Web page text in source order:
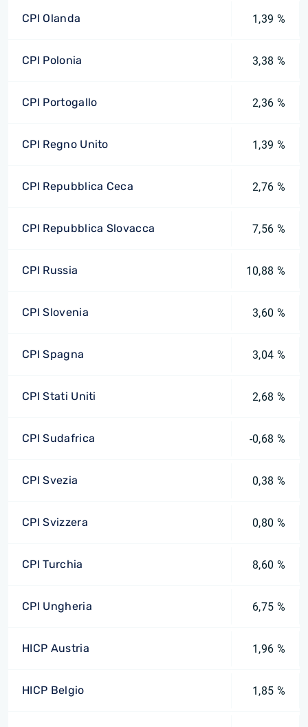
CPI Olanda 1,39 %
CPI Polonia 3,38 %
CPI Portogallo 2,36 %
CPI Regno Unito 1,39 %
CPI Repubblica Ceca 2,76 %
CPI Repubblica Slovacca 7,56 %
CPI Russia 10,88 %
CPI Slovenia 3,60 %
CPI Spagna 3,04 %
CPI Stati Uniti 2,68 %
CPI Sudafrica -0,68 %
CPI Svezia 0,38 %
CPI Svizzera 0,80 %
CPI Turchia 8,60 %
CPI Ungheria 6,75 %
HICP Austria 1,96 %
HICP Belgio 1,85 %